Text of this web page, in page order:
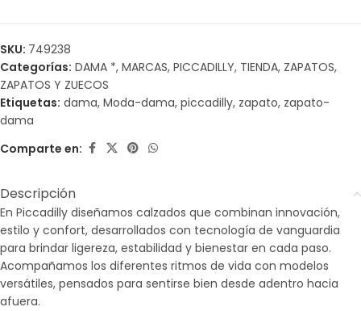
SKU: 749238
Categorías: DAMA *, MARCAS, PICCADILLY, TIENDA, ZAPATOS,
ZAPATOS Y ZUECOS
Etiquetas: dama, Moda-dama, piccadilly, zapato, zapato-
dama
Comparte en:
Descripción
En Piccadilly diseñamos calzados que combinan innovación,
estilo y confort, desarrollados con tecnología de vanguardia
para brindar ligereza, estabilidad y bienestar en cada paso.
Acompañamos los diferentes ritmos de vida con modelos
versátiles, pensados para sentirse bien desde adentro hacia
afuera.